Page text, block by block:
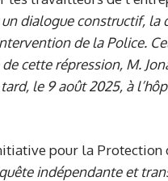
un dialogue constructif, la
de la Police.
cette répression, M.
le 9 août 2025, à
pour la Protection
indépendante et